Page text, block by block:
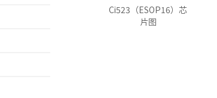
Ci523（ESOP16）芯
片图